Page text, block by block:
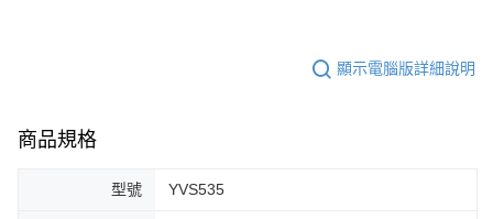
顯示電腦版詳細說明
商品規格
型號 YVS535